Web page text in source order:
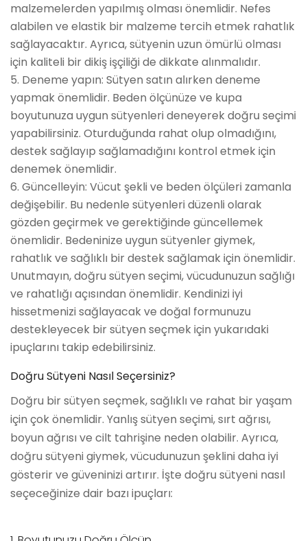
malzemelerden yapılmış olması önemlidir. Nefes
alabilen ve elastik bir malzeme tercih etmek rahatlık
sağlayacaktır. Ayrıca, sütyenin uzun ömürlü olması
için kaliteli bir dikiş işçiliği de dikkate alınmalıdır.
5. Deneme yapın: Sütyen satın alırken deneme
yapmak önemlidir. Beden ölçünüze ve kupa
boyutunuza uygun sütyenleri deneyerek doğru seçimi
yapabilirsiniz. Oturduğunda rahat olup olmadığını,
destek sağlayıp sağlamadığını kontrol etmek için
denemek önemlidir.
6. Güncelleyin: Vücut şekli ve beden ölçüleri zamanla
değişebilir. Bu nedenle sütyenleri düzenli olarak
gözden geçirmek ve gerektiğinde güncellemek
önemlidir. Bedeninize uygun sütyenler giymek,
rahatlık ve sağlıklı bir destek sağlamak için önemlidir.
Unutmayın, doğru sütyen seçimi, vücudunuzun sağlığı
ve rahatlığı açısından önemlidir. Kendinizi iyi
hissetmenizi sağlayacak ve doğal formunuzu
destekleyecek bir sütyen seçmek için yukarıdaki
ipuçlarını takip edebilirsiniz.
Doğru Sütyeni Nasıl Seçersiniz?
Doğru bir sütyen seçmek, sağlıklı ve rahat bir yaşam
için çok önemlidir. Yanlış sütyen seçimi, sırt ağrısı,
boyun ağrısı ve cilt tahrişine neden olabilir. Ayrıca,
doğru sütyeni giymek, vücudunuzun şeklini daha iyi
gösterir ve güveninizi artırır. İşte doğru sütyeni nasıl
seçeceğinize dair bazı ipuçları: